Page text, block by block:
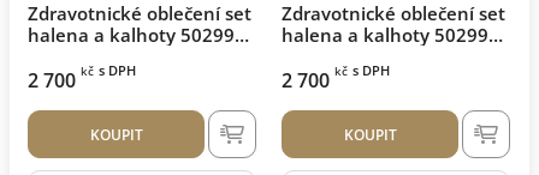
Zdravotnické oblečení set
halena a kalhoty 50299
2 700 kč s DPH
KOUPIT
Zdravotnické oblečení set
halena a kalhoty 50299
2 700 kč s DPH
KOUPIT